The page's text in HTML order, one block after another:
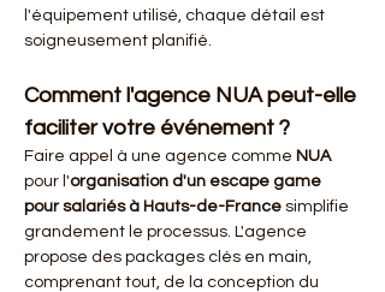
l'équipement utilisé, chaque détail est
soigneusement planifié.
Comment l'agence NUA peut-elle
faciliter votre événement ?
Faire appel à une agence comme NUA
pour l'organisation d'un escape game
pour salariés à Hauts-de-France simplifie
grandement le processus. L'agence
propose des packages clés en main,
comprenant tout, de la conception du